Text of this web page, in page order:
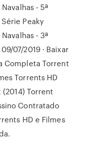
- 5ª
Peaky
- 3ª
07/2019 · Baixar
Completa Torrent
Torrents HD
Torrent
Contratado
HD e Filmes